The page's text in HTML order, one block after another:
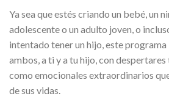
Ya sea que estés criando un bebé, un
adolescente o un adulto joven, o
intentado tener un hijo, este
ambos, a ti y a tu hijo, con
como emocionales extraordinarios
de sus vidas.